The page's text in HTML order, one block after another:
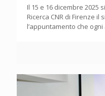
Il 15 e 16 dicembre 2025
Ricerca CNR di Firenze il
l’appuntamento che